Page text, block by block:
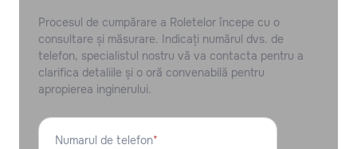
Procesul de cumpărare a Roletelor începe cu o
consultare și măsurare. Indicați numărul dvs. de
telefon, specialistul nostru vă va contacta pentru a
clarifica detaliile și o oră convenabilă pentru
apropierea inginerului.
Numarul de telefon*